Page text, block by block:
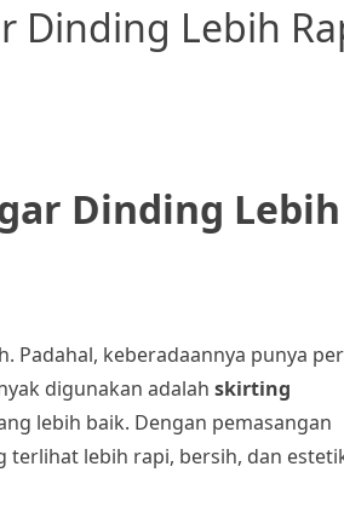
Dinding Lebih
Dinding Lebih
Padahal, keberadaannya punya
digunakan adalah skirting
lebih baik. Dengan pemasangan
lebih rapi, bersih, dan